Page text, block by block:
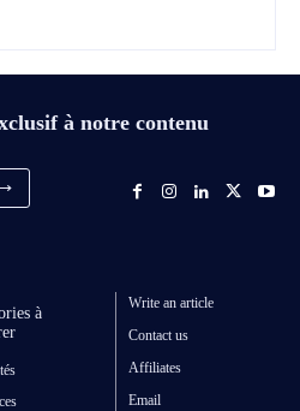
à notre contenu
⟶
à
Write an article
Contact us
Affiliates
Email